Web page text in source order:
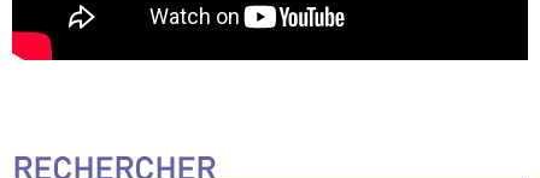
RECHERCHER